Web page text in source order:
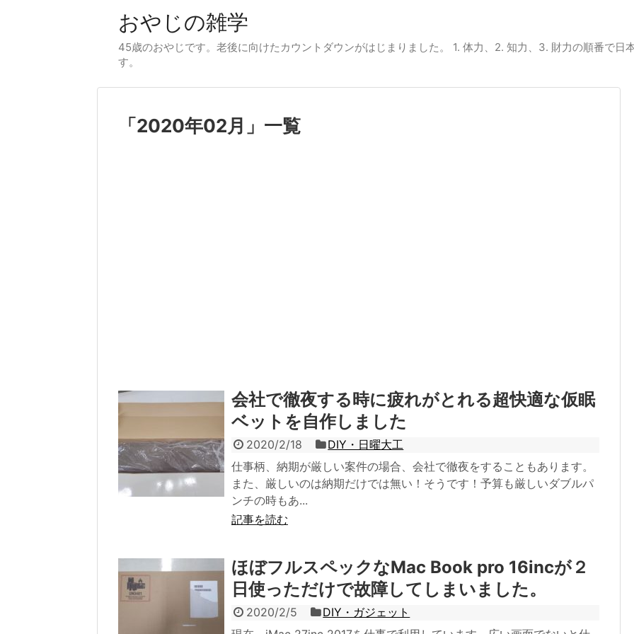
おやじの雑学
45歳のおやじです。老後に向けたカウントダウンがはじまりました。 1. 体力、2. 知力、3. 財力の順番で日
す。
「 2020年02月 」 一覧
会社で徹夜する時に疲れがとれる超快適な仮眠
ベットを自作しました
2020/2/18
DIY・日曜大工
仕事柄、納期が厳しい案件の場合、会社で徹夜をすることもあります。
また、厳しいのは納期だけでは無い！そうです！予算も厳しいダブルパ
ンチの時もあ...
記事を読む
ほぼフルスペックなMac Book pro 16incが２
日使っただけで故障してしまいました。
2020/2/5
DIY・ガジェット